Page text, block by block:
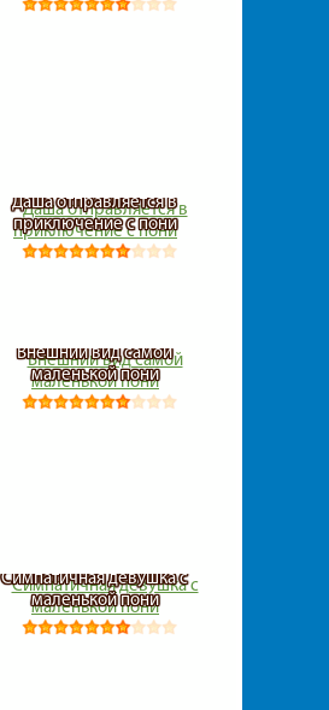
Даша отправляется в
приключение с пони
Внешний вид самой
маленькой пони
Симпатичная девушка с
маленькой пони